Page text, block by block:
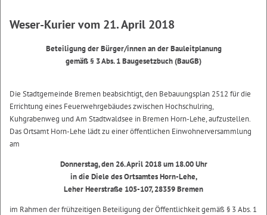
Weser-Kurier vom 21. April 2018
Beteiligung der Bürger/innen an der Bauleitplanung
gemäß § 3 Abs. 1 Baugesetzbuch (BauGB)
Die Stadtgemeinde Bremen beabsichtigt, den Bebauungsplan 2512 für die
Errichtung eines Feuerwehrgebäudes zwischen Hochschulring,
Kuhgrabenweg und Am Stadtwaldsee in Bremen Horn-Lehe, aufzustellen.
Das Ortsamt Horn-Lehe lädt zu einer öffentlichen Einwohnerversammlung
am
Donnerstag, den 26. April 2018 um 18.00 Uhr
in die Diele des Ortsamtes Horn-Lehe,
Leher Heerstraße 105-107, 28359 Bremen
im Rahmen der frühzeitigen Beteiligung der Öffentlichkeit gemäß § 3 Abs. 1